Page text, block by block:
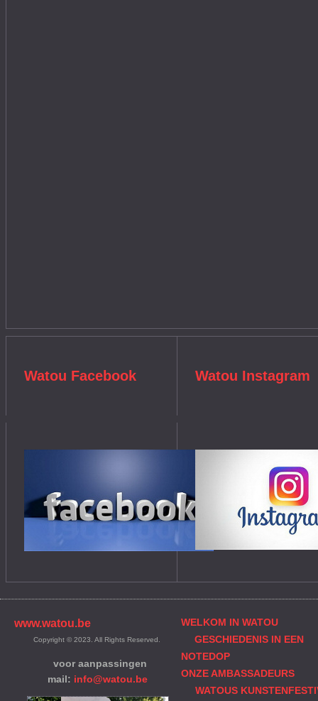
Watou Facebook Watou Instagram
www.watou.be
Copyright © 2023. All Rights Reserved.
voor aanpassingen
mail: info@watou.be
WELKOM IN WATOU
GESCHIEDENIS IN EEN
NOTEDOP
ONZE AMBASSADEURS
WATOUS